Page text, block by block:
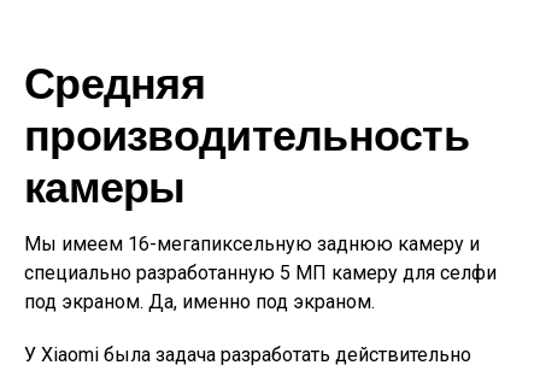
Средняя
производительность
камеры
Мы имеем 16-мегапиксельную заднюю камеру и
специально разработанную 5 МП камеру для селфи
под экраном. Да, именно под экраном.
У Xiaomi была задача разработать действительно